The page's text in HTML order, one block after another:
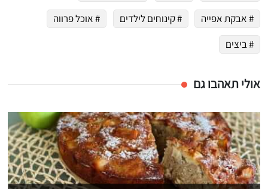
# אבקת אפייה
# קינוחים לילדים
# אוכל פרווה
# ביצים
אולי תאהבו גם